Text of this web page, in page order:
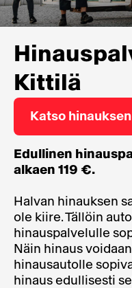
Kittilä
Katso
Edullinen
alkaen 119 €.
Halvan hinauksen
ole kiire. Tällöin
hinauspalvelulle
Näin hinaus
hinausautolle
hinaus edullisesti